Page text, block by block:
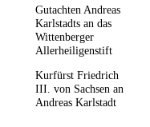
Gutachten Andreas
Karlstadts an das
Wittenberger
Allerheiligenstift
Kurfürst Friedrich
III. von Sachsen an
Andreas Karlstadt